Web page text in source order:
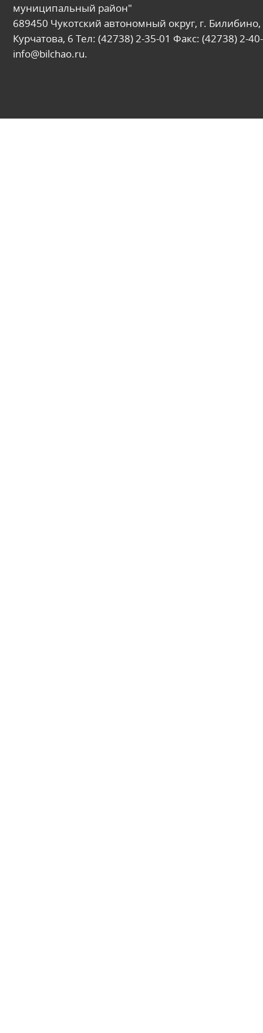
муниципальный район"
689450 Чукотский автономный округ, г. Билибино,
Курчатова, 6 Тел: (42738) 2-35-01 Факс: (42738) 2-
info@bilchao.ru.